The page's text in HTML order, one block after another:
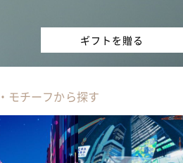
ギフトを贈る
モチーフから探す